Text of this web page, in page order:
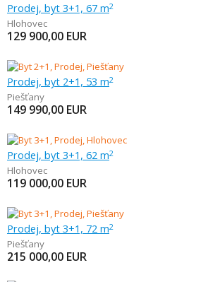
Prodej, byt 3+1, 67 m2
Hlohovec
129 900,00 EUR
Prodej, byt 2+1, 53 m2
Piešťany
149 990,00 EUR
Prodej, byt 3+1, 62 m2
Hlohovec
119 000,00 EUR
Prodej, byt 3+1, 72 m2
Piešťany
215 000,00 EUR